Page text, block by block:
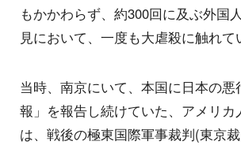
もかかわらず、約300回に及ぶ外国
見において、一度も大虐殺に触れて
当時、南京にいて、本国に日本の悪
報」を報告し続けていた、アメリカ
は、戦後の極東国際軍事裁判(東京